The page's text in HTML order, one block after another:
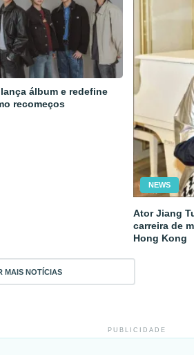
álbum e redefine
recomeços
NEWS
Ator Jiang
carreira de
Hong Kong
MAIS NOTÍCIAS
PUBLICIDADE